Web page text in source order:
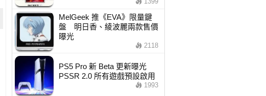
MelGeek 推《EVA》限量鍵
盤 明日香、綾波麗兩款售價
曝光
2118
PS5 Pro 新 Beta 更新曝光
PSSR 2.0 所有遊戲預設啟用
1993